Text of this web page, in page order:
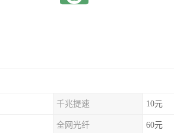
千兆提速 10元
全网光纤 60元